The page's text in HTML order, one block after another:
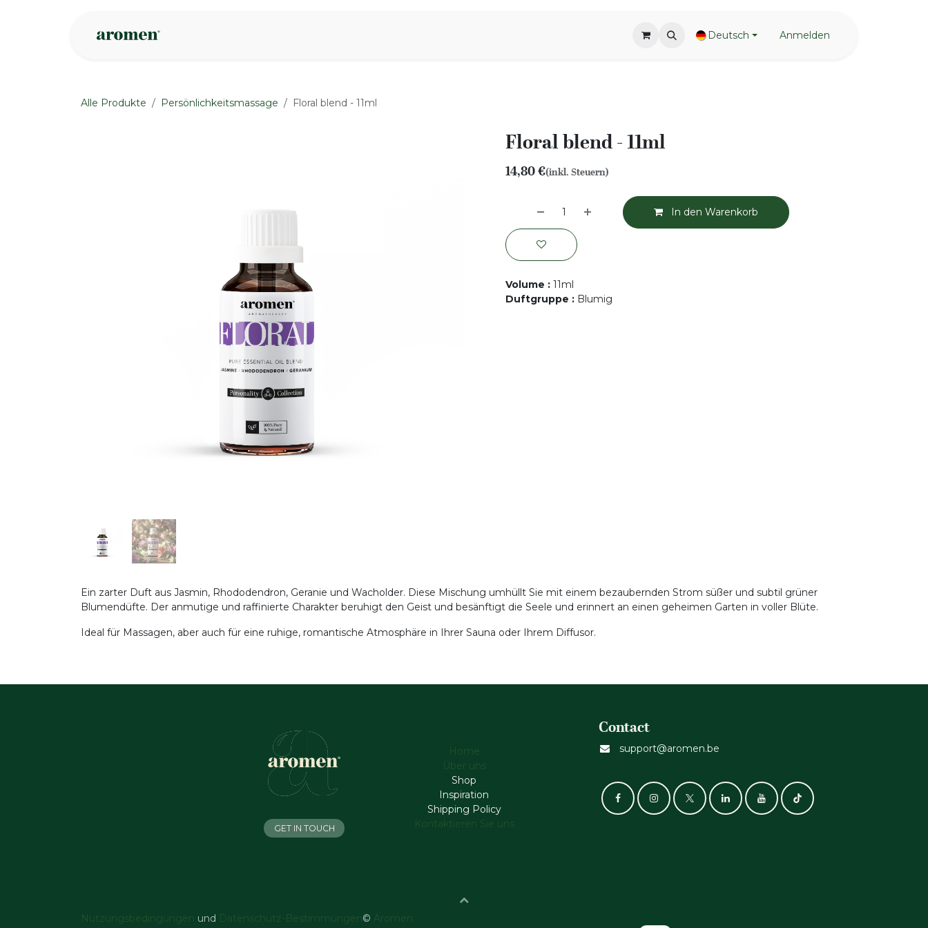
Deutsch Anmelden
Alle Produkte Persönlichkeitsmassage Floral blend - 11ml
Floral blend - 11ml
14,80€(inkl. Steuern)
In den Warenkorb
Volume : 11ml
Duftgruppe : Blumig
Ein zarter Duft aus Jasmin, Rhododendron, Geranie und Wacholder. Diese Mischung umhüllt Sie mit einem bezaubernden Strom süßer und subtil grüner
Blumendüfte. Der anmutige und raffinierte Charakter beruhigt den Geist und besänftigt die Seele und erinnert an einen geheimen Garten in voller Blüte.
Ideal für Massagen, aber auch für eine ruhige, romantische Atmosphäre in Ihrer Sauna oder Ihrem Diffusor.
Home
Über uns
Shop
Inspiration
Shipping Policy
Kontaktieren Sie uns
Contact
support@aromen.be
GET IN TOUCH
Nutzungsbedingungen und Datenschutz-Bestimmungen © Aromen